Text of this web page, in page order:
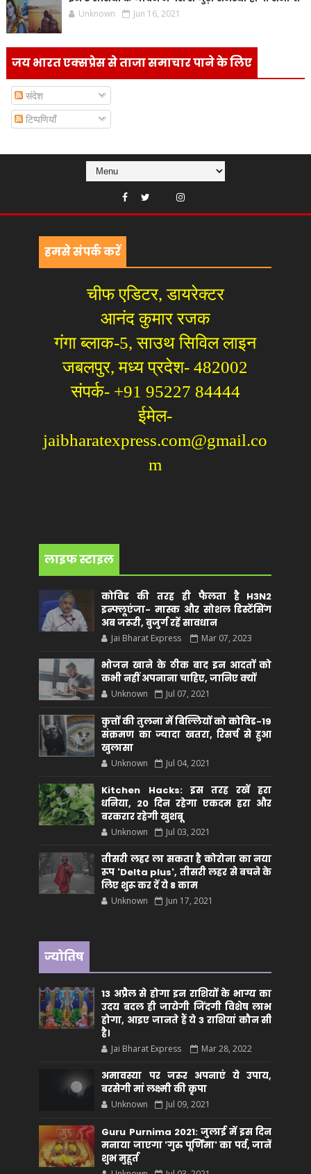
Unknown Jun 16, 2021
जय भारत एक्सप्रेस से ताजा समाचार पाने के लिए
संदेश
टिप्पणियाँ
हमसे संपर्क करें
चीफ एडिटर, डायरेक्टर
आनंद कुमार रजक
गंगा ब्लाक-5, साउथ सिविल लाइन
जबलपुर, मध्य प्रदेश- 482002
संपर्क- +91 95227 84444
ईमेल-
jaibharatexpress.com@gmail.co
m
लाइफ स्टाइल
कोविड की तरह ही फैलता है H3N2
इन्फ्लूएंजा- मास्क और सोशल डिस्टेंसिंग
अब जरूरी, बुजुर्ग रहें सावधान
Jai Bharat Express Mar 07, 2023
भोजन खाने के ठीक बाद इन आदतों को
कभी नहीं अपनाना चाहिए, जानिए क्यों
Unknown Jul 07, 2021
कुत्तों की तुलना में बिल्लियों को कोविड-19
संक्रमण का ज्यादा खतरा, रिसर्च से हुआ
खुलासा
Unknown Jul 04, 2021
Kitchen Hacks: इस तरह रखें हरा
धनिया, 20 दिन रहेगा एकदम हरा और
बरकरार रहेगी खुशबू
Unknown Jul 03, 2021
तीसरी लहर ला सकता है कोरोना का नया
रूप 'Delta plus', तीसरी लहर से बचने के
लिए शुरू कर दें ये 8 काम
Unknown Jun 17, 2021
ज्योतिष
13 अप्रैल से होगा इन राशियों के भाग्य का
उदय बदल ही जायेगी जिंदगी विशेष लाभ
होगा, आइए जानते हैं ये 3 राशियां कौन सीं
है।
Jai Bharat Express Mar 28, 2022
अमावस्या पर जरूर अपनाएं ये उपाय,
बरसेगी मां लक्ष्मी की कृपा
Unknown Jul 09, 2021
Guru Purnima 2021: जुलाई में इस दिन
मनाया जाएगा 'गुरु पूर्णिमा' का पर्व, जानें
शुभ मुहूर्त